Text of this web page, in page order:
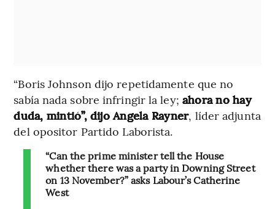
“Boris Johnson dijo repetidamente que no
sabía nada sobre infringir la ley; ahora no hay
duda, mintió”, dijo Angela Rayner, líder adjunta
del opositor Partido Laborista.
“Can the prime minister tell the House
whether there was a party in Downing Street
on 13 November?” asks Labour’s Catherine
West